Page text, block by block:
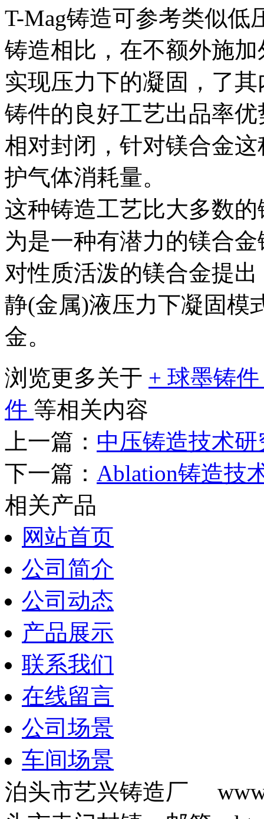
T-Mag铸造可参考类似低
铸造相比，在不额外施
实现压力下的凝固，了
铸件的良好工艺出品率
相对封闭，针对镁合金
护气体消耗量。
这种铸造工艺比大多数
为是一种有潜力的镁合
对性质活泼的镁合金提
静(金属)液压力下凝固模
金。
浏览更多关于 + 球墨铸
件 等相关内容
上一篇： 中压铸造技术
下一篇： Ablation铸造技
相关产品
网站首页
公司简介
公司动态
产品展示
联系我们
在线留言
公司场景
车间场景
泊头市艺兴铸造厂